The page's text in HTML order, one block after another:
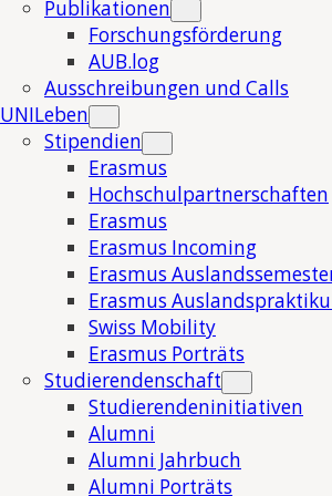
Publikationen
Forschungsförderung
AUB.log
Ausschreibungen und Calls
UNILeben
Stipendien
Erasmus
Hochschulpartnerschaften
Erasmus
Erasmus Incoming
Erasmus
Erasmus
Swiss Mobility
Erasmus Porträts
Studierendenschaft
Studierendeninitiativen
Alumni
Alumni Jahrbuch
Alumni Porträts